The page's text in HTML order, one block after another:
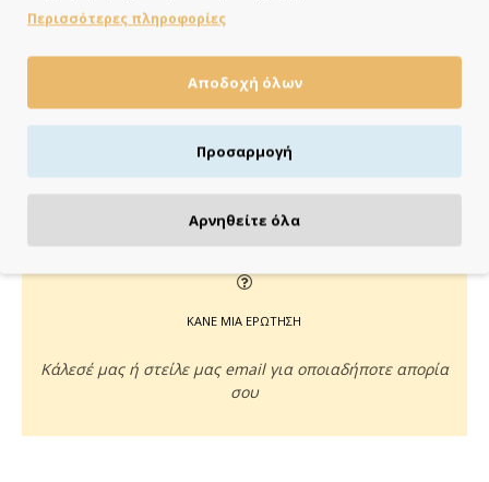
Άμεση αποστολή της παραγγελίας σου σε 1 - 2 εργάσιμες
ΠΛΗΡΩΝΕΙΣ ΟΠΩΣ ΘΕΣ
ΚΑΝΕ ΜΙΑ ΕΡΩΤΗΣΗ
Κάλεσέ μας ή στείλε μας email για οποιαδήποτε απορία
σου
Περισσότερες πληροφορίες
Αποδοχή όλων
Προσαρμογή
Αρνηθείτε όλα